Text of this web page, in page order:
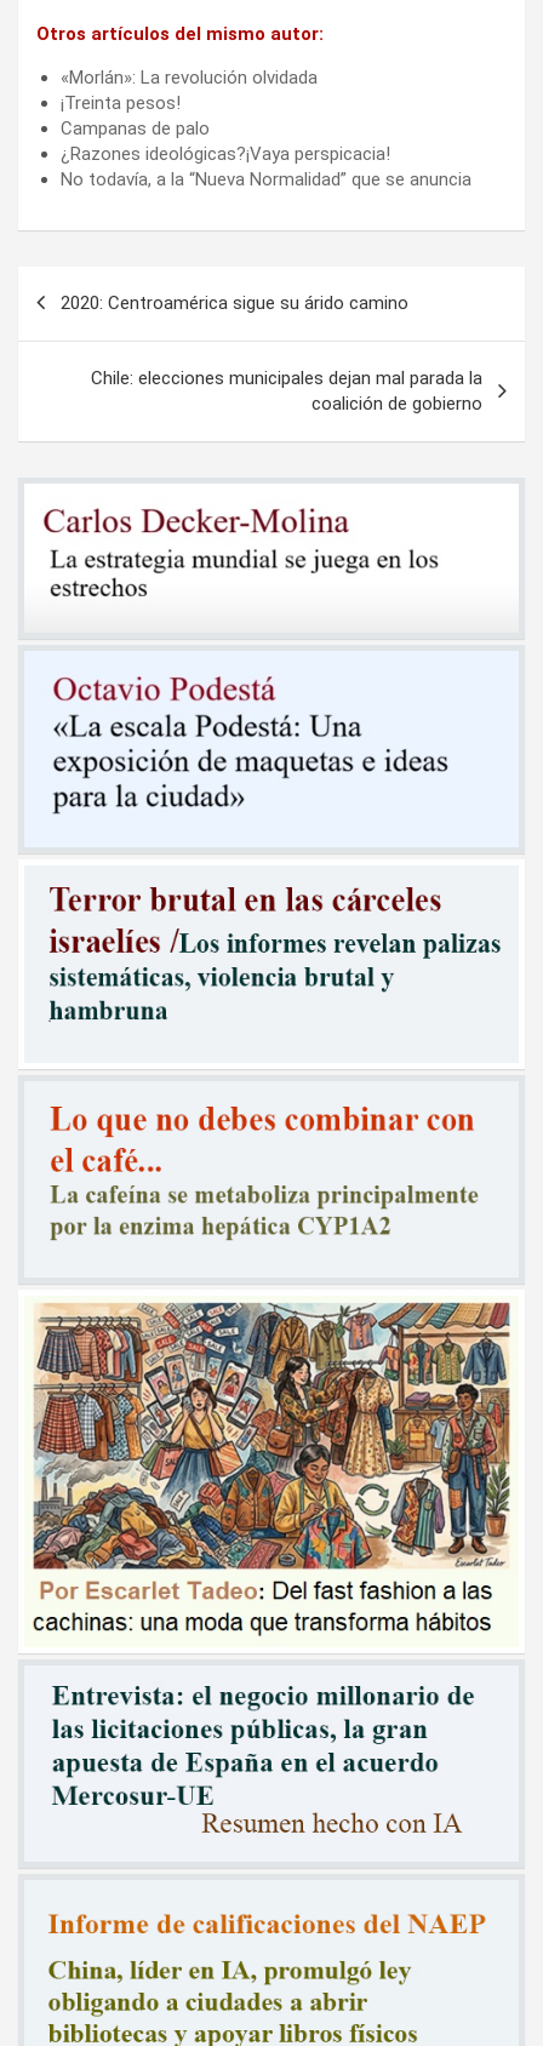
Otros artículos del mismo autor:
«Morlán»: La revolución olvidada
¡Treinta pesos!
Campanas de palo
¿Razones ideológicas?¡Vaya perspicacia!
No todavía, a la “Nueva Normalidad” que se anuncia
entradas
2020: Centroamérica sigue su árido camino
Chile: elecciones municipales dejan mal parada la
coalición de gobierno